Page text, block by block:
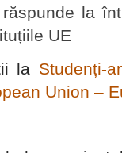
la
UE
la Studenți-
Union –